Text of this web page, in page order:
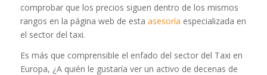
comprobar que los precios siguen dentro de los mismos
rangos en la página web de esta asesoría especializada en
el sector del taxi.
Es más que comprensible el enfado del sector del Taxi en
Europa, ¿A quién le gustaría ver un activo de decenas de